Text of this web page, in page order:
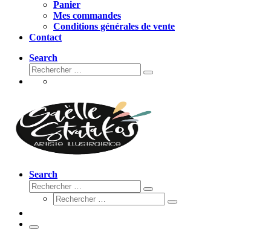
Panier
Mes commandes
Conditions générales de vente
Contact
Search
Rechercher
Rechercher
Search
Rechercher
Rechercher
Rechercher
Rechercher
Menu